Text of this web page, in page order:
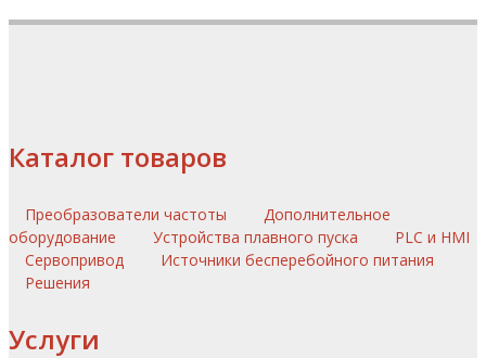
Каталог товаров
Преобразователи частоты
Дополнительное
оборудование
Устройства плавного пуска
PLC и HMI
Сервопривод
Источники бесперебойного питания
Решения
Услуги